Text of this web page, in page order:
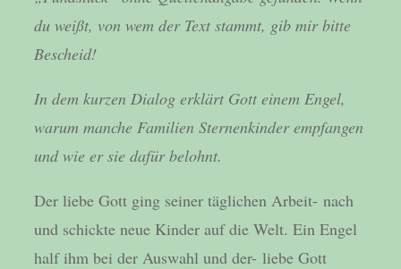
du weißt, von wem der Text stammt, gib mir bitte
Bescheid!
In dem kurzen Dialog erklärt Gott einem Engel,
warum manche Familien Sternenkinder empfangen
und wie er sie dafür belohnt.
Der liebe Gott ging seiner täglichen Arbeit- nach
und schickte neue Kinder auf die Welt. Ein Engel
half ihm bei der Auswahl und der- liebe Gott